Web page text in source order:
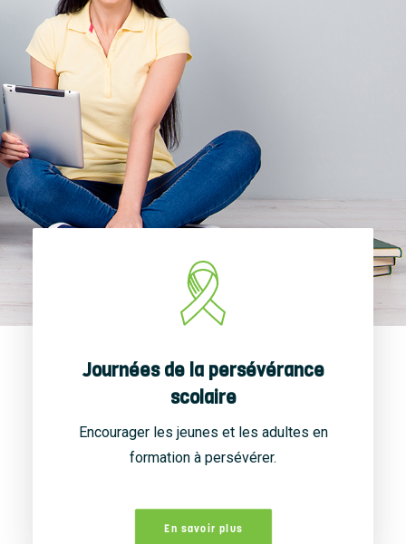
Nouvelles
Nous joindre
Journées de la persévérance
scolaire
Encourager les jeunes et les adultes en
formation à persévérer.
En savoir plus